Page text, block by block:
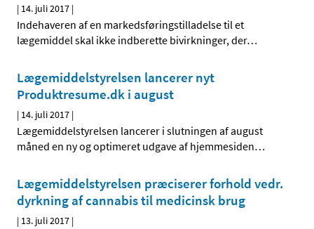
| 14. juli 2017 |
Indehaveren af en markedsføringstilladelse til et
lægemiddel skal ikke indberette bivirkninger, der…
Lægemiddelstyrelsen lancerer nyt
Produktresume.dk i august
| 14. juli 2017 |
Lægemiddelstyrelsen lancerer i slutningen af august
måned en ny og optimeret udgave af hjemmesiden…
Lægemiddelstyrelsen præciserer forhold vedr.
dyrkning af cannabis til medicinsk brug
| 13. juli 2017 |